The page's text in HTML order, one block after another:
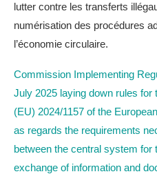
lutter contre les transferts
numérisation des procédures
l’économie circulaire.
Commission Implementing
July 2025 laying down rules for
(EU) 2024/1157 of the
as regards the requirements
between the central system
exchange of information and